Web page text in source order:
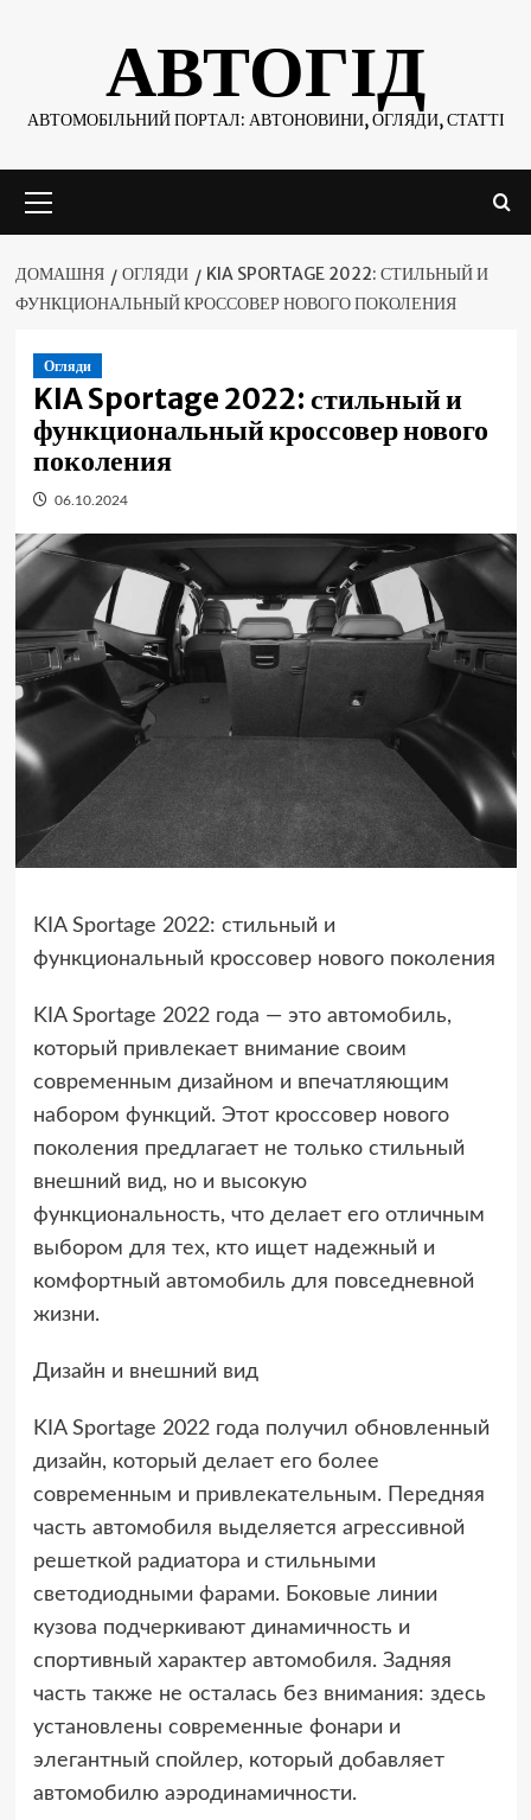
АВТОГІД
АВТОМОБІЛЬНИЙ ПОРТАЛ: АВТОНОВИНИ, ОГЛЯДИ, СТАТТІ
меню
ДОМАШНЯ ОГЛЯДИ
KIA SPORTAGE 2022: СТИЛЬНЫЙ И
ФУНКЦИОНАЛЬНЫЙ КРОССОВЕР НОВОГО ПОКОЛЕНИЯ
Огляди
KIA Sportage 2022: стильный и
функциональный кроссовер нового
поколения
06.10.2024
KIA Sportage 2022: стильный и
функциональный кроссовер нового поколения
KIA Sportage 2022 года — это автомобиль,
который привлекает внимание своим
современным дизайном и впечатляющим
набором функций. Этот кроссовер нового
поколения предлагает не только стильный
внешний вид, но и высокую
функциональность, что делает его отличным
выбором для тех, кто ищет надежный и
комфортный автомобиль для повседневной
жизни.
Дизайн и внешний вид
KIA Sportage 2022 года получил обновленный
дизайн, который делает его более
современным и привлекательным. Передняя
часть автомобиля выделяется агрессивной
решеткой радиатора и стильными
светодиодными фарами. Боковые линии
кузова подчеркивают динамичность и
спортивный характер автомобиля. Задняя
часть также не осталась без внимания: здесь
установлены современные фонари и
элегантный спойлер, который добавляет
автомобилю аэродинамичности.